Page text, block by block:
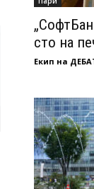
сто на
Екип на